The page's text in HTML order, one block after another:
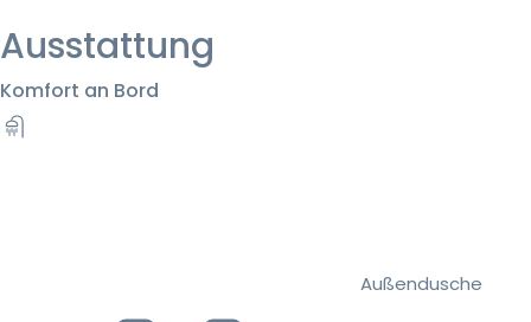
Ausstattung
Komfort an Bord
Außendusche